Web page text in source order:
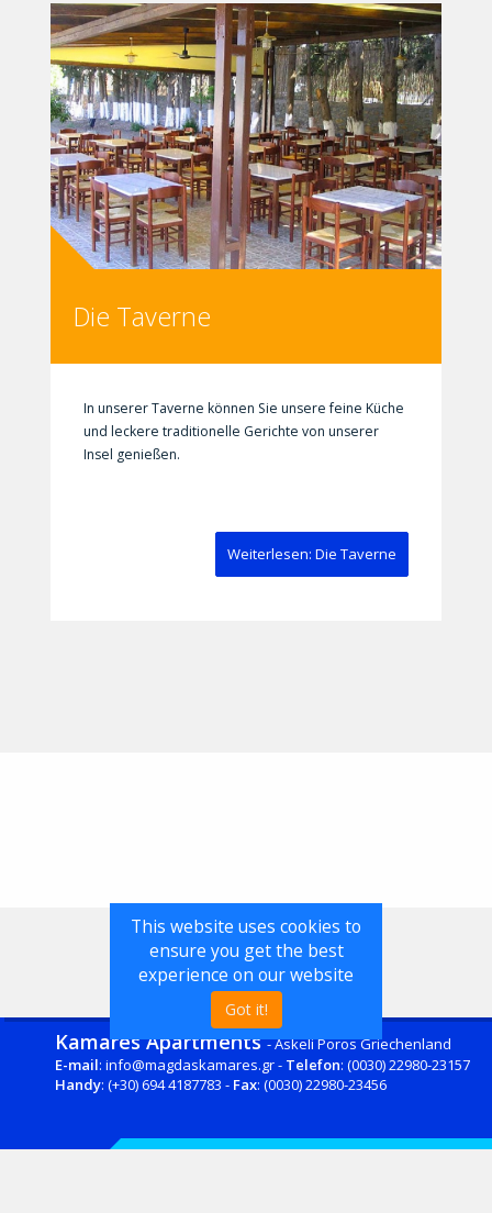
Die Taverne
In unserer Taverne können Sie unsere feine Küche
und leckere traditionelle Gerichte von unserer
Insel genießen.
Weiterlesen: Die Taverne
Kamares Apartments- Askeli Poros Griechenland
E-mail: info@magdaskamares.gr - Telefon: (0030) 22980-23157
Handy: (+30) 694 4187783 - Fax: (0030) 22980-23456
This website uses cookies to
ensure you get the best
experience on our website
Got it!